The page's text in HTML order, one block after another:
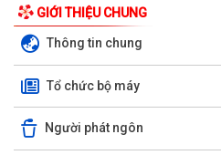
GIỚI THIỆU CHUNG
Thông tin chung
Tổ chức bộ máy
Người phát ngôn